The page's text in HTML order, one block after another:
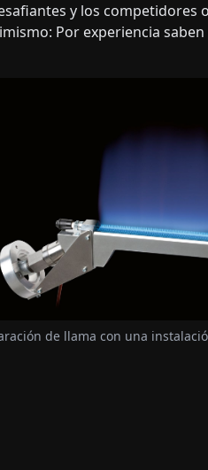
y los competidores
Por experiencia saben
de llama con una